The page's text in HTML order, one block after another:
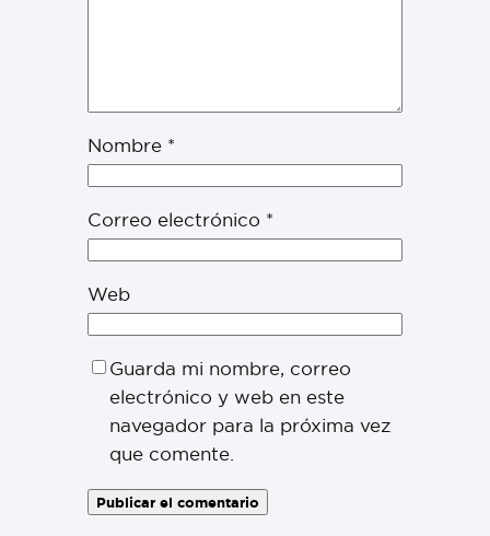
Nombre *
Correo electrónico *
Web
Guarda mi nombre, correo
electrónico y web en este
navegador para la próxima vez
que comente.